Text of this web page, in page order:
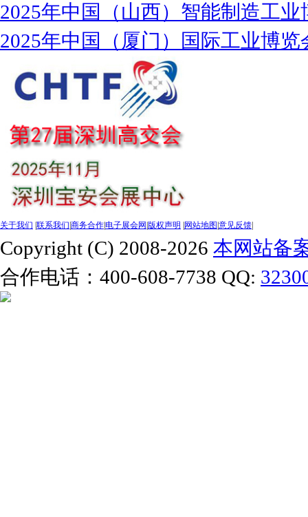
2025年中国（山西）智能制造工业
2025年中国（厦门）国际工业博览
关于我们 联系我们 商务合作电子展会网 版权声明 网站地图 意见反馈
Copyright (C) 2008-2026 本网站备
合作电话：400-608-7738 QQ: